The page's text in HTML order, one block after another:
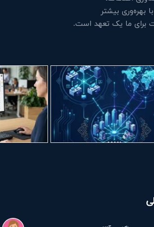
بهره‌وری بیشتر
برای ما یک تعهد است.